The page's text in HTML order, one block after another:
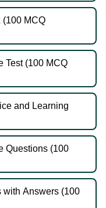
(100 MCQ
Test (100 MCQ
and Learning
Questions (100
with Answers (100